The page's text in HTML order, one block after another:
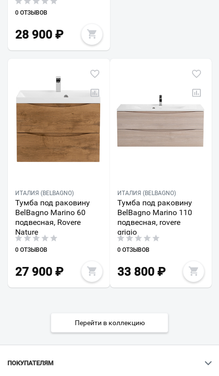
0 ОТЗЫВОВ
28 900 ₽
ИТАЛИЯ (BELBAGNO)
Тумба под раковину
BelBagno Marino 60
подвесная, Rovere
Nature
0 ОТЗЫВОВ
27 900 ₽
ИТАЛИЯ (BELBAGNO)
Тумба под раковину
BelBagno Marino 110
подвесная, rovere
grigio
0 ОТЗЫВОВ
33 800₽
Перейти в коллекцию
ПОКУПАТЕЛЯМ